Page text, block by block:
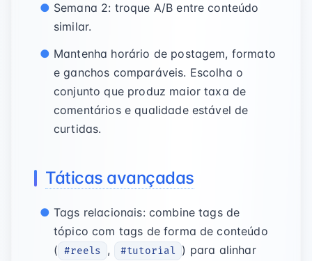
Semana 2: troque A/B entre conteúdo
similar.
Mantenha horário de postagem, formato
e ganchos comparáveis. Escolha o
conjunto que produz maior taxa de
comentários e qualidade estável de
curtidas.
Táticas avançadas
Tags relacionais: combine tags de
tópico com tags de forma de conteúdo
( #reels , #tutorial
) para alinhar